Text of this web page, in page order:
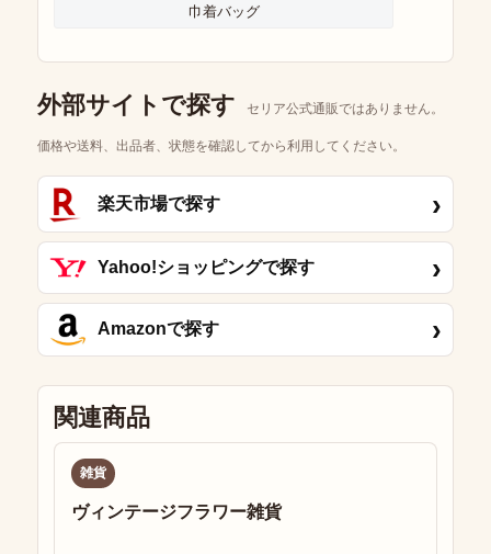
巾着バッグ
外部サイトで探す セリア公式通販ではありません。
価格や送料、出品者、状態を確認してから利用してください。
楽天市場で探す ›
Yahoo!ショッピングで探す ›
Amazonで探す ›
関連商品
雑貨
ヴィンテージフラワー雑貨